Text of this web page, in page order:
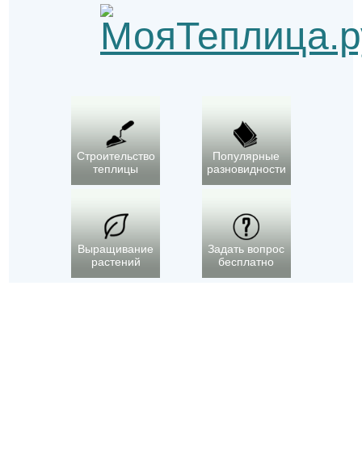
Строительство
теплицы
Популярные
разновидности
Выращивание
растений
Задать вопрос
бесплатно